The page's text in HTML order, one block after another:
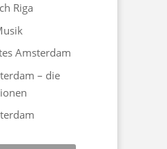
Riga
Amsterdam
– die